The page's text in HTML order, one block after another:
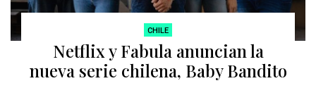
CHILE
Netflix y Fabula anuncian la
nueva serie chilena, Baby Bandito